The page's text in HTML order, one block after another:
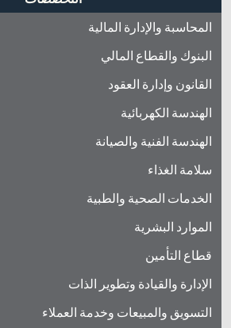
المحاسبة والإدارة المالية
البنوك والقطاع المالي
القانون وإدارة العقود
الهندسة الكهربائية
الهندسة الفنية والصيانة
سلامة الغذاء
الخدمات الصحية والطبية
الموارد البشرية
قطاع التأمين
الإدارة والقيادة وتطوير الذات
التسويق والمبيعات وخدمة العملاء